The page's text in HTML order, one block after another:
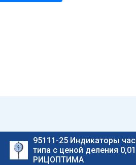
95111-25 Индикаторы
типа с ценой деления 0,01
РИЦОПТИМА